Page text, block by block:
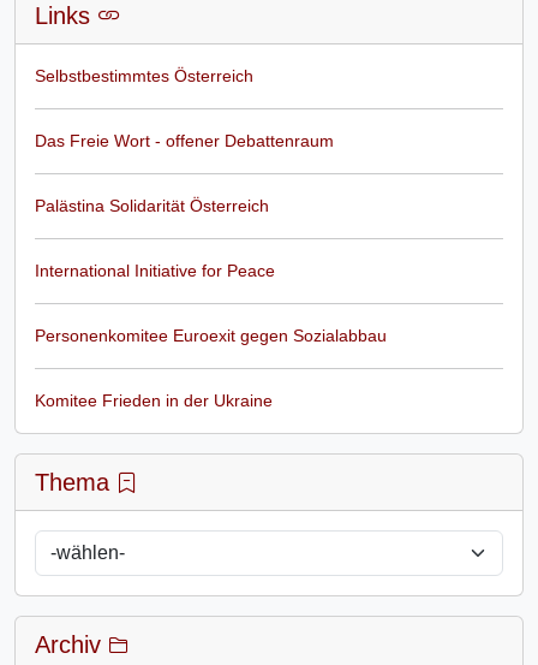
Links
Selbstbestimmtes Österreich
Das Freie Wort - offener Debattenraum
Palästina Solidarität Österreich
International Initiative for Peace
Personenkomitee Euroexit gegen Sozialabbau
Komitee Frieden in der Ukraine
Thema
Archiv